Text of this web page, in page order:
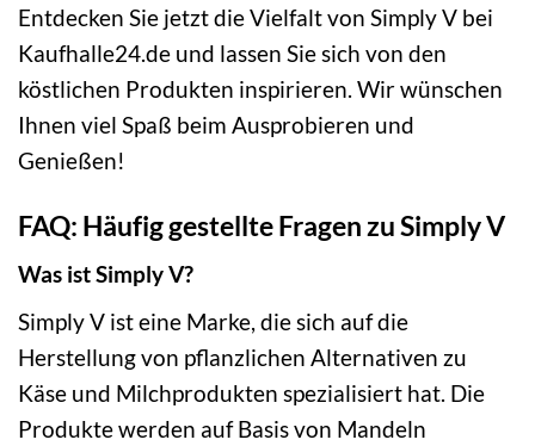
Entdecken Sie jetzt die Vielfalt von Simply V bei
Kaufhalle24.de und lassen Sie sich von den
köstlichen Produkten inspirieren. Wir wünschen
Ihnen viel Spaß beim Ausprobieren und
Genießen!
FAQ: Häufig gestellte Fragen zu Simply V
Was ist Simply V?
Simply V ist eine Marke, die sich auf die
Herstellung von pflanzlichen Alternativen zu
Käse und Milchprodukten spezialisiert hat. Die
Produkte werden auf Basis von Mandeln